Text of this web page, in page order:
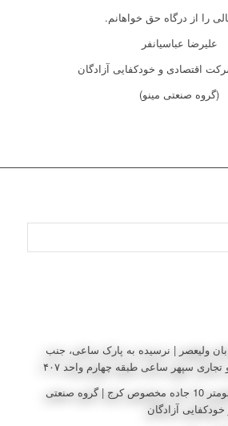
را از درگاه حق خواهانم.
علیرضا عباسیانفر
اقتصادی و خودکفایی آزادگان
(گروه صنعتی مینو)
ولیعصر | نرسیده به پارک ساعی، جنب
سپهر ساعی طبقه چهارم واحد ۴۰۷
تهران | کیلومتر 10 جاده مخصوص کرج | گروه صنعتی
آزادگان